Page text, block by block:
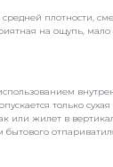
плотности,
на ощупь, мало
только
или жилет в
бытового